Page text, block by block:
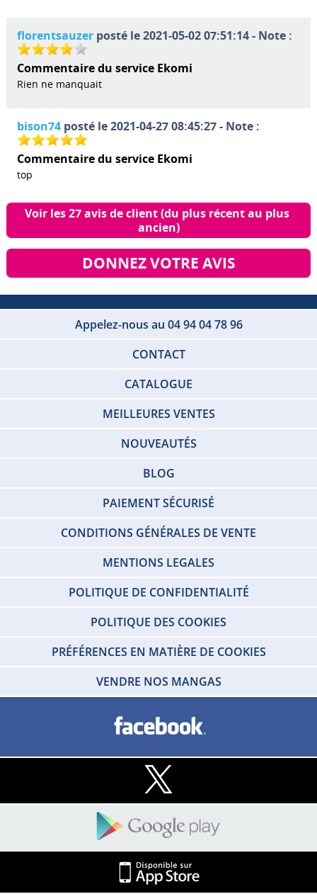
florentsauzerposté le 2021-05-02 07:51:14 - Note :
Commentaire du service Ekomi
Rien ne manquait
bison74posté le 2021-04-27 08:45:27 - Note :
Commentaire du service Ekomi
top
Voir les 27 avis de client (du plus récent au plus
ancien)
DONNEZ VOTRE AVIS
Appelez-nous au 04 94 04 78 96
CONTACT
CATALOGUE
MEILLEURES VENTES
NOUVEAUTÉS
BLOG
PAIEMENT SÉCURISÉ
CONDITIONS GÉNÉRALES DE VENTE
MENTIONS LEGALES
POLITIQUE DE CONFIDENTIALITÉ
POLITIQUE DES COOKIES
PRÉFÉRENCES EN MATIÈRE DE COOKIES
VENDRE NOS MANGAS